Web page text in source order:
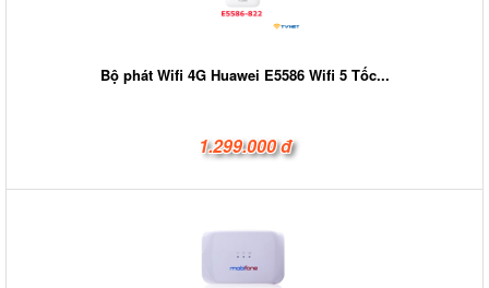
Bộ phát Wifi 4G Huawei E5586 Wifi 5 Tốc...
1.299.000 đ